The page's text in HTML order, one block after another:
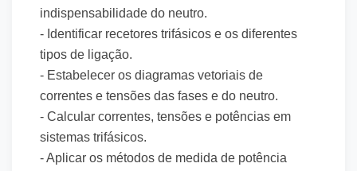
indispensabilidade do neutro.
- Identificar recetores trifásicos e os diferentes
tipos de ligação.
- Estabelecer os diagramas vetoriais de
correntes e tensões das fases e do neutro.
- Calcular correntes, tensões e potências em
sistemas trifásicos.
- Aplicar os métodos de medida de potência